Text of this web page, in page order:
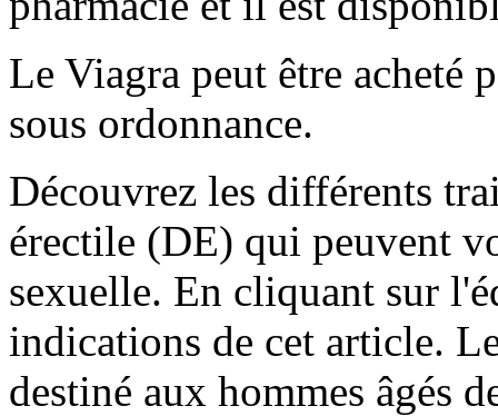
Le Viagra peut être acheté
sous ordonnance.
Découvrez les différents
érectile (DE) qui peuvent
sexuelle. En cliquant sur
indications de cet article.
destiné aux hommes âgés